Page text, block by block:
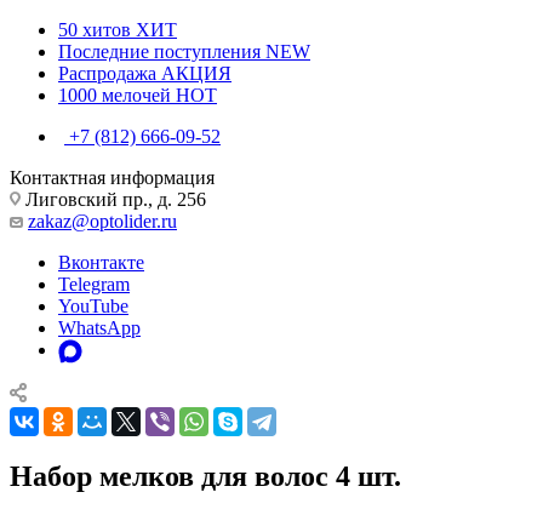
50 хитов ХИТ
Последние поступления NEW
Распродажа АКЦИЯ
1000 мелочей HOT
+7 (812) 666-09-52
Контактная информация
Лиговский пр., д. 256
zakaz@optolider.ru
Вконтакте
Telegram
YouTube
WhatsApp
Набор мелков для волос 4 шт.